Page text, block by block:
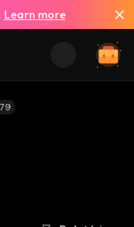
Learn more